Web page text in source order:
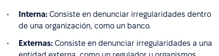
Interna: Consiste en denunciar irregularidades dentro
de una organización, como un banco.
Externas: Consiste en denunciar irregularidades a una